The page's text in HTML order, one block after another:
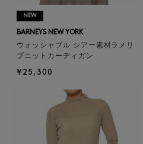
NEW
BARNEYS NEW YORK
ウォッシャブル シアー素材ラメリ
ブニットカーディガン
¥25,300